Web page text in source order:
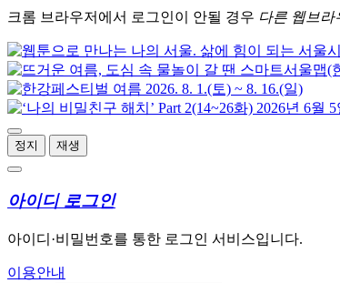
크롬 브라우저에서 로그인이 안될 경우 다른 웹브라
정지 재생
아이디 로그인
아이디·비밀번호를 통한 로그인 서비스입니다.
이용안내